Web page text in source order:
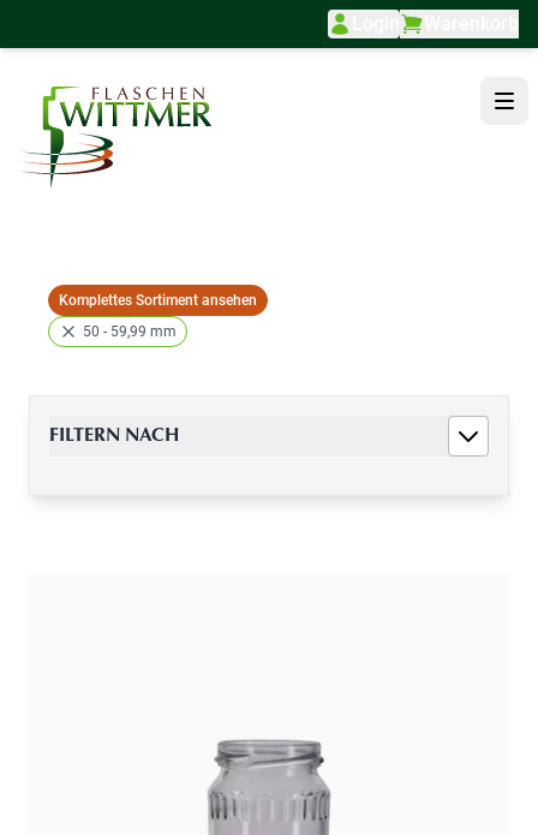
Komplettes Sortiment ansehen
50 - 59,99 mm
FILTERN NACH